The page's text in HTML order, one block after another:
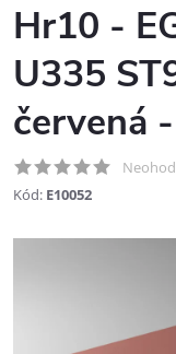
Hr10 -
U335
červená
Kód: E10052